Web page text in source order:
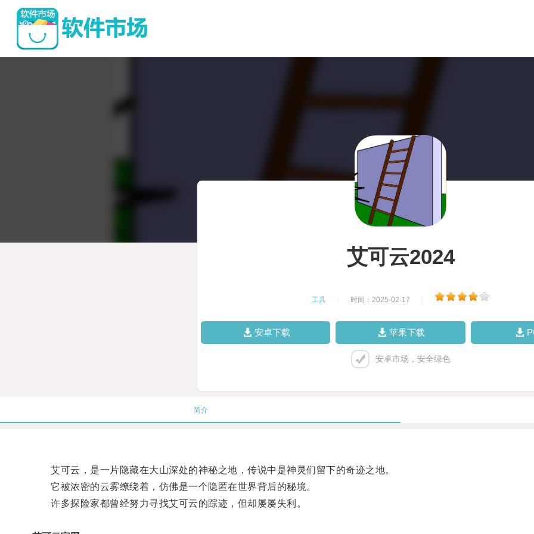
艾可云2024
工具 时间：2025-02-17
安卓下载 苹果下载
安卓市场，安全绿色
简介
艾可云，是一片隐藏在大山深处的神秘之地，传说中是神灵们留下的奇迹之地。
它被浓密的云雾缭绕着，仿佛是一个隐匿在世界背后的秘境。
许多探险家都曾经努力寻找艾可云的踪迹，但却屡屡失利。